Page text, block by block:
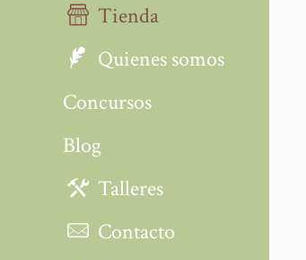
Tienda
Quienes somos
Concursos
Blog
Talleres
Contacto